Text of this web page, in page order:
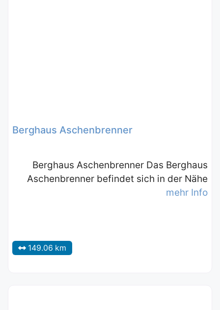
Berghaus Aschenbrenner
Berghaus Aschenbrenner Das Berghaus
Aschenbrenner befindet sich in der Nähe
mehr Info
149.06 km